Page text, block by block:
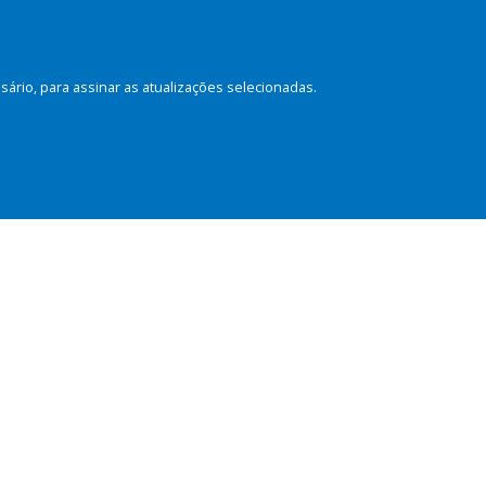
para assinar as atualizações selecionadas.